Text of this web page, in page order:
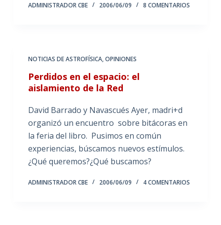
ADMINISTRADOR CBE 2006/06/09 8 COMENTARIOS
NOTICIAS DE ASTROFÍSICA,OPINIONES
Perdidos en el espacio: el
aislamiento de la Red
David Barrado y Navascués Ayer, madri+d
organizó un encuentro sobre bitácoras en
la feria del libro. Pusimos en común
experiencias, búscamos nuevos estímulos.
¿Qué queremos?¿Qué buscamos?
ADMINISTRADOR CBE 2006/06/09 4 COMENTARIOS